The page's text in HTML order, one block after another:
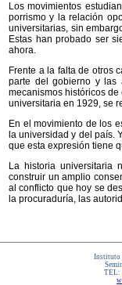
Los movimientos
porrismo y la relación
universitarias, sin
Estas han probado ser
ahora.
Frente a la falta de otros
parte del gobierno y las
mecanismos históricos
universitaria en 1929, se
En el movimiento de los
la universidad y del país.
que esta expresión tiene
La historia universitaria
construir un amplio
al conflicto que hoy se
la procuraduría, las
Instituto
TEL: